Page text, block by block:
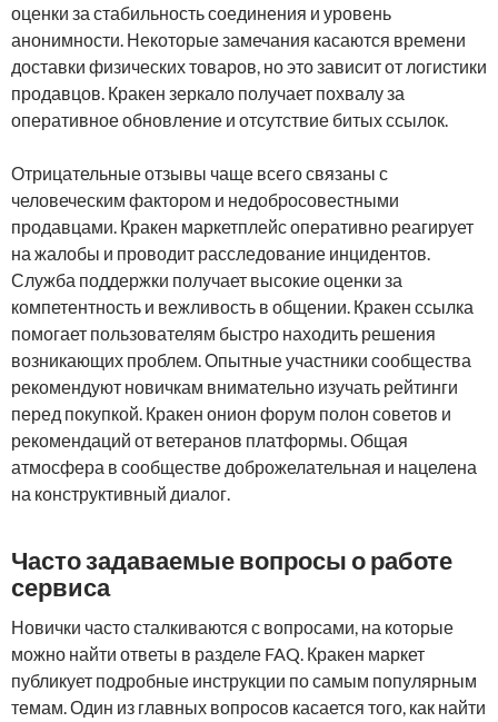
оценки за стабильность соединения и уровень
анонимности. Некоторые замечания касаются времени
доставки физических товаров, но это зависит от логистики
продавцов. Кракен зеркало получает похвалу за
оперативное обновление и отсутствие битых ссылок.
Отрицательные отзывы чаще всего связаны с
человеческим фактором и недобросовестными
продавцами. Кракен маркетплейс оперативно реагирует
на жалобы и проводит расследование инцидентов.
Служба поддержки получает высокие оценки за
компетентность и вежливость в общении. Кракен ссылка
помогает пользователям быстро находить решения
возникающих проблем. Опытные участники сообщества
рекомендуют новичкам внимательно изучать рейтинги
перед покупкой. Кракен онион форум полон советов и
рекомендаций от ветеранов платформы. Общая
атмосфера в сообществе доброжелательная и нацелена
на конструктивный диалог.
Часто задаваемые вопросы о работе
сервиса
Новички часто сталкиваются с вопросами, на которые
можно найти ответы в разделе FAQ. Кракен маркет
публикует подробные инструкции по самым популярным
темам. Один из главных вопросов касается того, как найти